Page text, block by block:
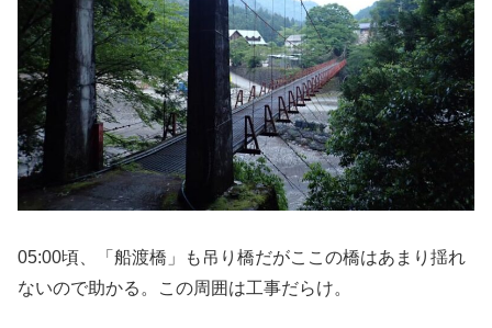
05:00頃、「船渡橋」も吊り橋だがここの橋はあまり揺れ
ないので助かる。この周囲は工事だらけ。